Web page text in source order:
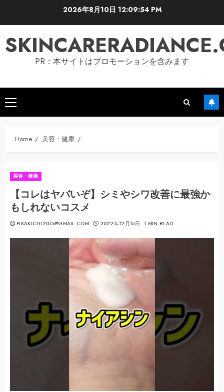
2026年8月10日 12:09:55 PM
PR：本サイトはプロモーションを含みます
Primary
Menu
Home 美容・健康
美容・健康
【コレはヤバいぞ】シミやシワ改善に最強か
もしれないコスメ
PIKAKICHI2015@GMAIL.COM 2022年12月15日 1 MIN READ